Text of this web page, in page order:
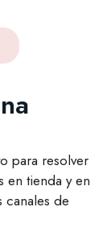
para resolver
en tienda y en
de